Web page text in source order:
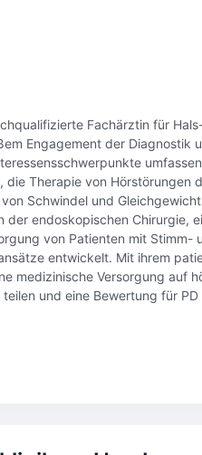
Fachärztin für
Engagement der Diagnostik
die Therapie von Hörstörungen
Schwindel und
der endoskopischen Chirurgie,
von Patienten mit Stimm-
entwickelt. Mit ihrem
medizinische Versorgung auf
und eine Bewertung für